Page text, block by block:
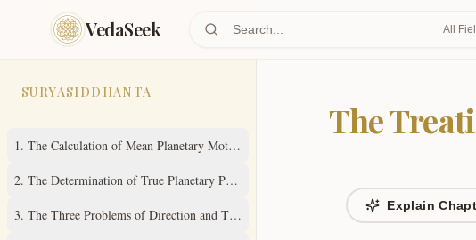
Skip to main content
VedaSeek All
SURYASIDDHANTA
1. The Calculation of Mean Planetary Motions
2. The Determination of True Planetary Positions
3. The Three Problems of Direction and Time
The
Explain